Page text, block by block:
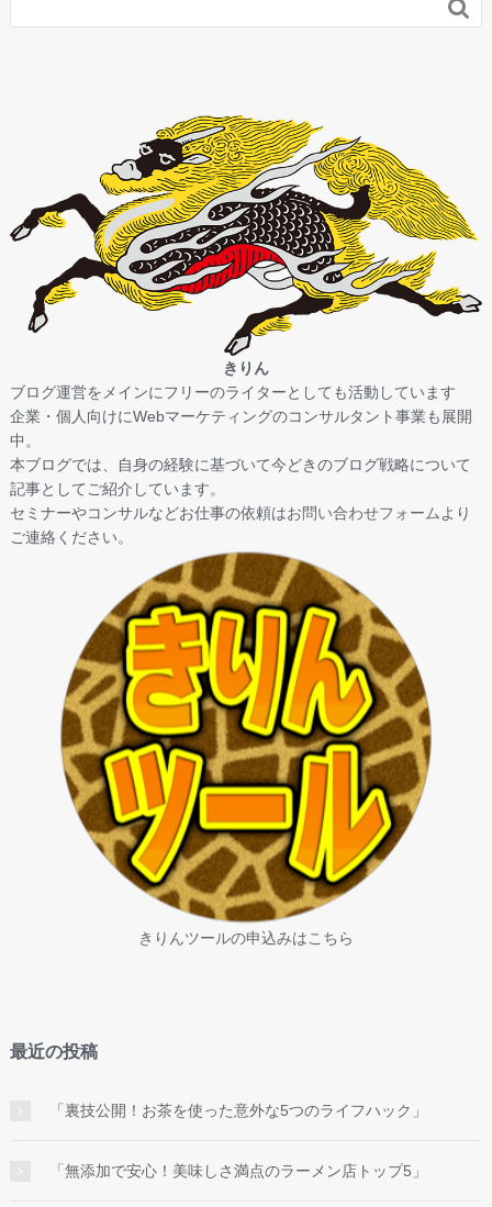

きりん
ブログ運営をメインにフリーのライターとしても活動しています
企業・個人向けにWebマーケティングのコンサルタント事業も展開
中。
本ブログでは、自身の経験に基づいて今どきのブログ戦略について
記事としてご紹介しています。
セミナーやコンサルなどお仕事の依頼はお問い合わせフォーム より
ご連絡ください。
きりんツールの申込みはこちら
最近の投稿
「裏技公開！お茶を使った意外な5つのライフハック」
「無添加で安心！美味しさ満点のラーメン店トップ5」